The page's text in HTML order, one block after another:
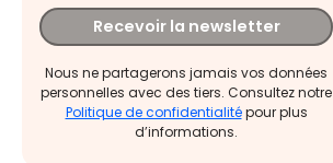
Recevoir la newsletter
Nous ne partagerons jamais vos données
personnelles avec des tiers. Consultez notre
Politique de confidentialitépour plus
d’informations.